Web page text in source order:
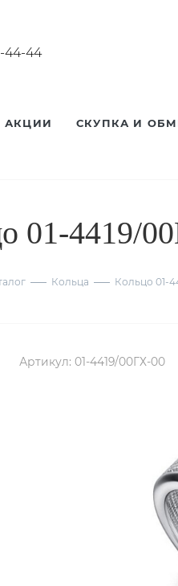
44-44
АКЦИИ СКУПКА И
01-4419/
Кольца Кольцо 01-
Артикул: 01-4419/00ГХ-00